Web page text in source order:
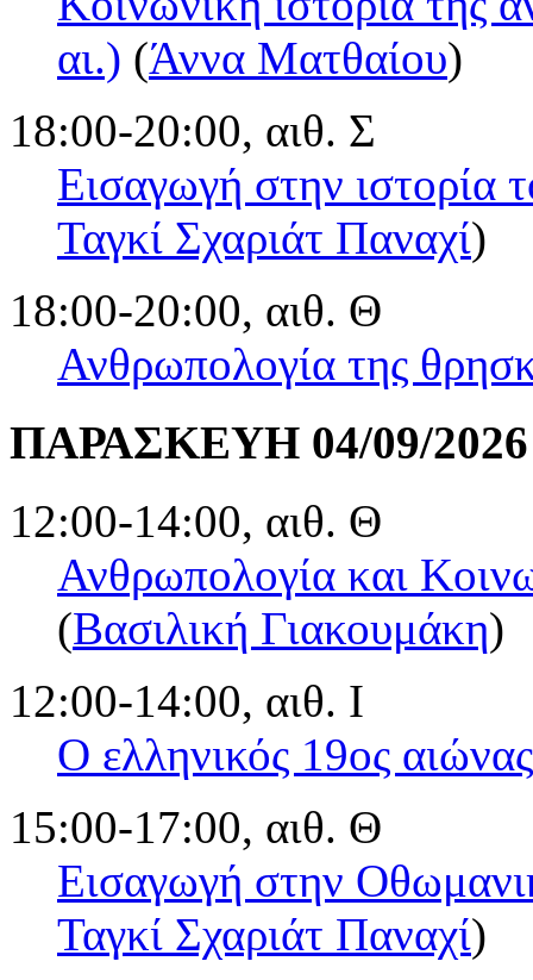
αι.) (Άννα Ματθαίου)
18:00-20:00, αιθ. Σ
Εισαγωγή στην ιστορία
Ταγκί Σχαριάτ Παναχί)
18:00-20:00, αιθ. Θ
Ανθρωπολογία της
ΠΑΡΑΣΚΕΥΗ 04/09/2026
12:00-14:00, αιθ. Θ
Ανθρωπολογία και
(Βασιλική Γιακουμάκη)
12:00-14:00, αιθ. Ι
Ο ελληνικός 19ος αιώνας
15:00-17:00, αιθ. Θ
Εισαγωγή στην
Ταγκί Σχαριάτ Παναχί)